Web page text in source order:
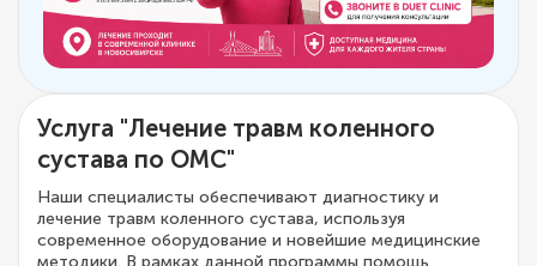
Услуга "Лечение травм коленного
сустава по ОМС"
Наши специалисты обеспечивают диагностику и
лечение травм коленного сустава, используя
современное оборудование и новейшие медицинские
методики. В рамках данной программы помощь